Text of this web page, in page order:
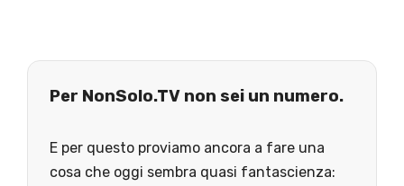
Per NonSolo.TV non sei un numero.
E per questo proviamo ancora a fare una
cosa che oggi sembra quasi fantascienza: